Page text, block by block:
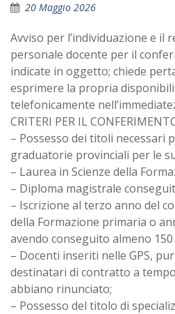
20 Maggio 2026
Avviso per l’individuazione e il
personale docente per il
indicate in oggetto; chiede
esprimere la propria
telefonicamente
CRITERI PER IL
– Possesso dei titoli necessari
graduatorie provinciali per le
– Laurea in Scienze della
– Diploma magistrale
– Iscrizione al terzo anno del
della Formazione primaria o
avendo conseguito almeno 150
– Docenti inseriti nelle GPS,
destinatari di contratto a
abbiano rinunciato;
– Possesso del titolo di